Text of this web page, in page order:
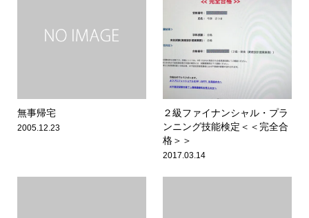
無事帰宅
2005.12.23
２級ファイナンシャル・プラ
ンニング技能検定＜＜完全合
格＞＞
2017.03.14